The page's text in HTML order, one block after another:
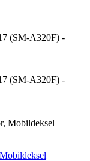
(SM-A320F) -
(SM-A320F) -
Mobildeksel
Mobildeksel